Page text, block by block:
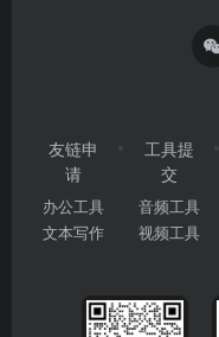
友链申
请
办公工具
文本写作
工具提
交
音频工具
视频工具